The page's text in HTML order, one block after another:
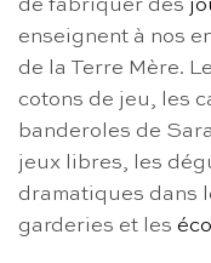
de fabriquer des
enseignent à nos
de la Terre Mère.
cotons de jeu, les
banderoles de
jeux libres, les
dramatiques dans
garderies et les